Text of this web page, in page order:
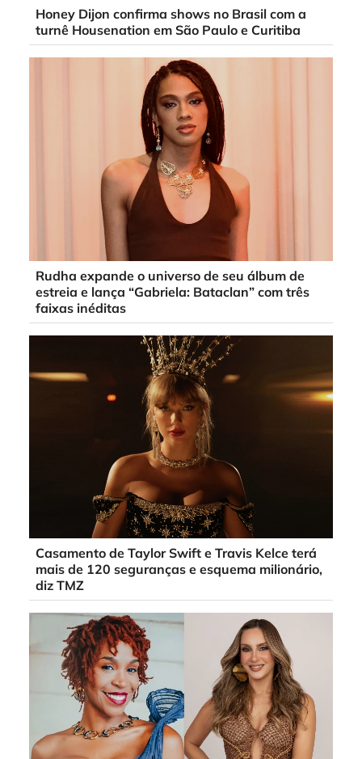
Honey Dijon confirma shows no Brasil com a
turnê Housenation em São Paulo e Curitiba
Rudha expande o universo de seu álbum de
estreia e lança “Gabriela: Bataclan” com três
faixas inéditas
Casamento de Taylor Swift e Travis Kelce terá
mais de 120 seguranças e esquema milionário,
diz TMZ